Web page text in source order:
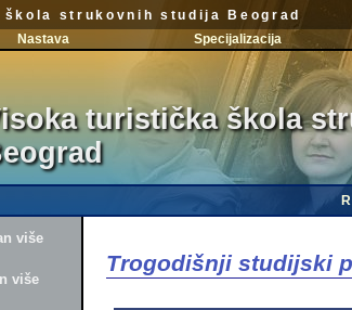
strukovnih studija Beograd
Nastava Specijalizacija
turistička škola
više
više
Trogodišnji studijski